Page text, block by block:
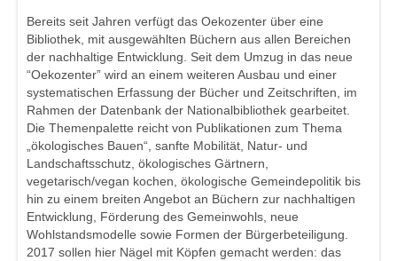
Bereits seit Jahren verfügt das Oekozenter über eine
Bibliothek, mit ausgewählten Büchern aus allen Bereichen
der nachhaltige Entwicklung. Seit dem Umzug in das neue
“Oekozenter” wird an einem weiteren Ausbau und einer
systematischen Erfassung der Bücher und Zeitschriften, im
Rahmen der Datenbank der Nationalbibliothek gearbeitet.
Die Themenpalette reicht von Publikationen zum Thema
„ökologisches Bauen“, sanfte Mobilität, Natur- und
Landschaftsschutz, ökologisches Gärtnern,
vegetarisch/vegan kochen, ökologische Gemeindepolitik bis
hin zu einem breiten Angebot an Büchern zur nachhaltigen
Entwicklung, Förderung des Gemeinwohls, neue
Wohlstandsmodelle sowie Formen der Bürgerbeteiligung.
2017 sollen hier Nägel mit Köpfen gemacht werden: das